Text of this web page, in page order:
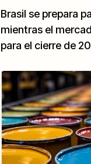
Brasil se prepara
mientras el
para el cierre de